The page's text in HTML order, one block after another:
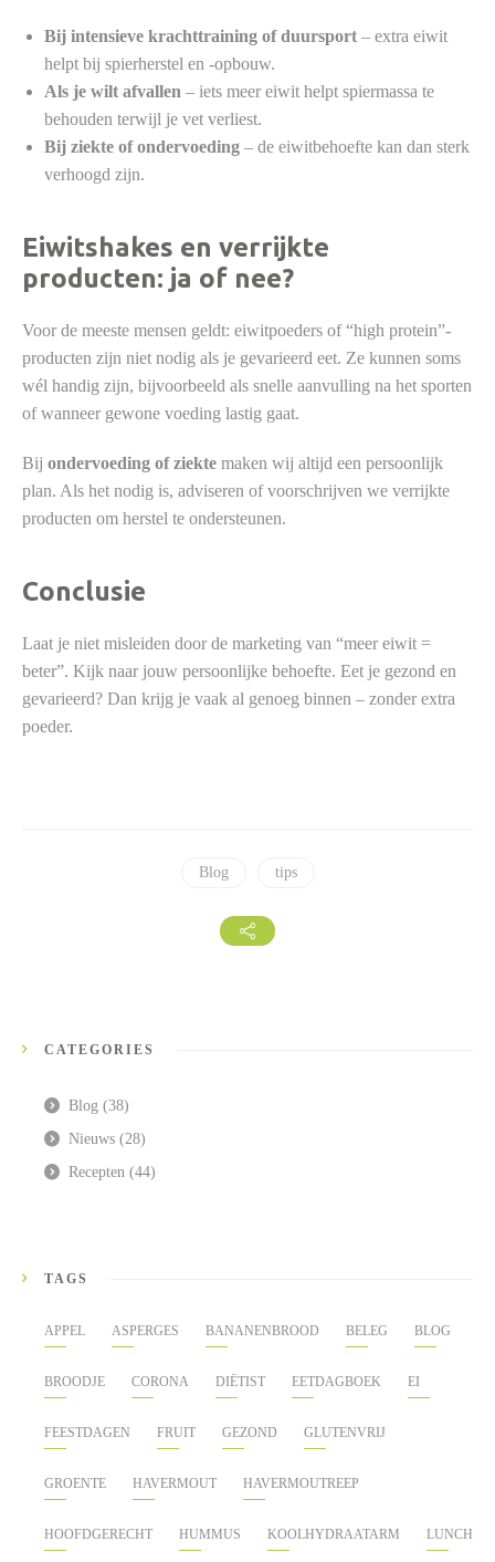
Bij intensieve krachttraining of duursport – extra eiwit
helpt bij spierherstel en -opbouw.
Als je wilt afvallen – iets meer eiwit helpt spiermassa te
behouden terwijl je vet verliest.
Bij ziekte of ondervoeding – de eiwitbehoefte kan dan sterk
verhoogd zijn.
Eiwitshakes en verrijkte
producten: ja of nee?
Voor de meeste mensen geldt: eiwitpoeders of “high protein”-
producten zijn niet nodig als je gevarieerd eet. Ze kunnen soms
wél handig zijn, bijvoorbeeld als snelle aanvulling na het sporten
of wanneer gewone voeding lastig gaat.
Bij ondervoeding of ziekte maken wij altijd een persoonlijk
plan. Als het nodig is, adviseren of voorschrijven we verrijkte
producten om herstel te ondersteunen.
Conclusie
Laat je niet misleiden door de marketing van “meer eiwit =
beter”. Kijk naar jouw persoonlijke behoefte. Eet je gezond en
gevarieerd? Dan krijg je vaak al genoeg binnen – zonder extra
poeder.
Blog tips
CATEGORIES
Blog (38)
Nieuws (28)
Recepten (44)
TAGS
APPEL ASPERGES BANANENBROOD BELEG BLOG
BROODJE CORONA DIËTIST EETDAGBOEK EI
FEESTDAGEN FRUIT GEZOND GLUTENVRIJ
GROENTE HAVERMOUT HAVERMOUTREEP
HOOFDGERECHT HUMMUS KOOLHYDRAATARM LUNCH